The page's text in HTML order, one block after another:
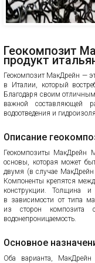
Геокомпозит
продукт
Геокомпозит МакДрейн —
в Италии, который
Благодаря своим
важной составляющей
водоотведения и
Описание
Геокомпозиты МакДрейн
основы, которая может
двумя (в случае МакДрейн
Компоненты крепятся
конструкции. Толщина
в зависимости от типа
из сторон композита
водонепроницаемость.
Основное
Оба варианта,